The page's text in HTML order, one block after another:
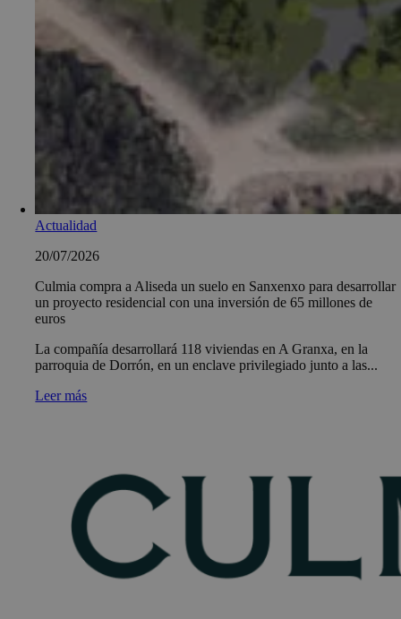
Actualidad
20/07/2026
Culmia compra a Aliseda un suelo en Sanxenxo para desarrollar
un proyecto residencial con una inversión de 65 millones de
euros
La compañía desarrollará 118 viviendas en A Granxa, en la
parroquia de Dorrón, en un enclave privilegiado junto a las...
Leer más